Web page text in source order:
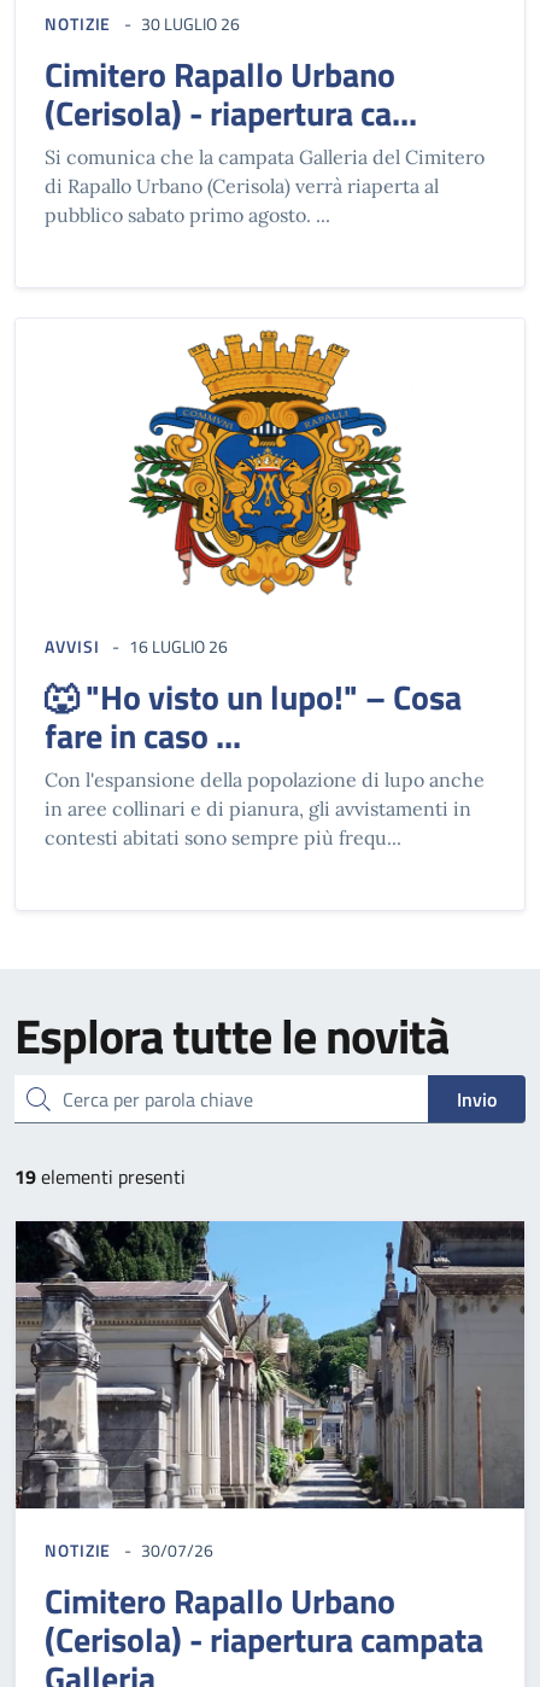
NOTIZIE 30 LUGLIO 26
Cimitero Rapallo Urbano
(Cerisola) - riapertura ca...
Si comunica che la campata Galleria del Cimitero
di Rapallo Urbano (Cerisola) verrà riaperta al
pubblico sabato primo agosto. ...
AVVISI 16 LUGLIO 26
🐺 "Ho visto un lupo!" – Cosa
fare in caso ...
Con l'espansione della popolazione di lupo anche
in aree collinari e di pianura, gli avvistamenti in
contesti abitati sono sempre più frequ...
Esplora tutte le novità
cerca Invio
19elementi presenti
NOTIZIE 30/07/26
Cimitero Rapallo Urbano
(Cerisola) - riapertura campata